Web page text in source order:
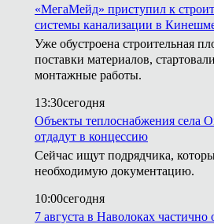
«МегаМейд» приступил к
системы канализации в
Уже обустроена строительная
поставки материалов,
монтажные работы.
13:30сегодня
Объекты теплоснабжения села
отдадут в концессию
Сейчас ищут подрядчика,
необходимую документацию.
10:00сегодня
7 августа в Наволоках частично